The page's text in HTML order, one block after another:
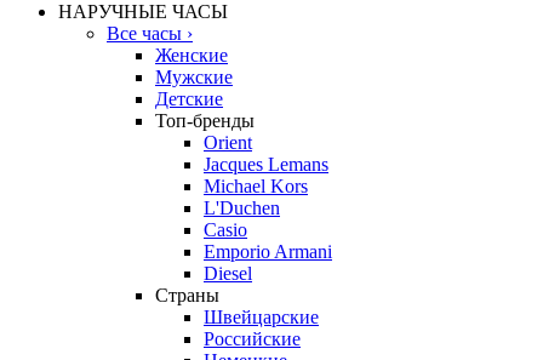
НАРУЧНЫЕ ЧАСЫ
Все часы ›
Женские
Мужские
Детские
Топ-бренды
Orient
Jacques Lemans
Michael Kors
L'Duchen
Casio
Emporio Armani
Diesel
Страны
Швейцарские
Российские